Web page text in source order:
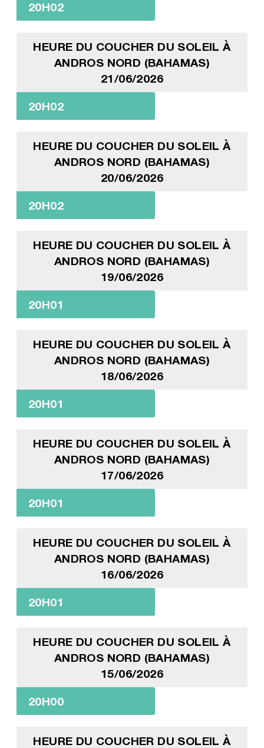
20H02
HEURE DU COUCHER DU SOLEIL À
ANDROS NORD (BAHAMAS)
21/06/2026
20H02
HEURE DU COUCHER DU SOLEIL À
ANDROS NORD (BAHAMAS)
20/06/2026
20H02
HEURE DU COUCHER DU SOLEIL À
ANDROS NORD (BAHAMAS)
19/06/2026
20H01
HEURE DU COUCHER DU SOLEIL À
ANDROS NORD (BAHAMAS)
18/06/2026
20H01
HEURE DU COUCHER DU SOLEIL À
ANDROS NORD (BAHAMAS)
17/06/2026
20H01
HEURE DU COUCHER DU SOLEIL À
ANDROS NORD (BAHAMAS)
16/06/2026
20H01
HEURE DU COUCHER DU SOLEIL À
ANDROS NORD (BAHAMAS)
15/06/2026
20H00
HEURE DU COUCHER DU SOLEIL À